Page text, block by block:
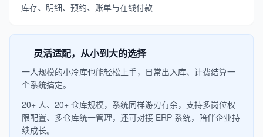
库存、明细、预约、账单与在线付款
灵活适配，从小到大的选择
一人规模的小冷库也能轻松上手，日常出入库、计费结算一
个系统搞定。
20+ 人、20+ 仓库规模，系统同样游刃有余，支持多岗位权
限配置、多仓库统一管理，还可对接 ERP 系统，陪伴企业持
续成长。